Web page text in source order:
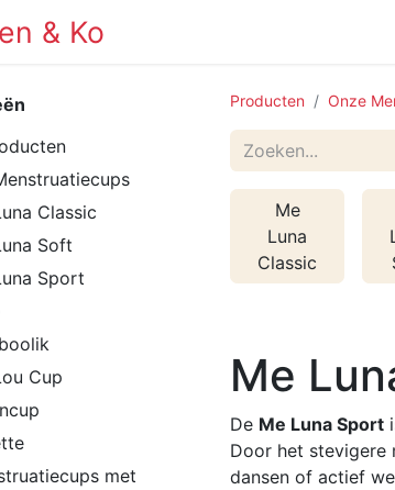
Classic
Soft
Sport
Cup
met
Producten Onze
Me
Luna
Classic
Me
De Me Luna Sport
Door het
dansen of actief